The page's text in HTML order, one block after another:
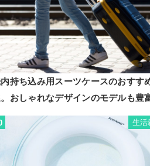
持ち込み用スーツケースのおすす
おしゃれなデザインのモデルも豊
生活